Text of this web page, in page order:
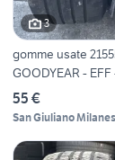
3
gomme usate
GOODYEAR - EFF
55 €
San Giuliano